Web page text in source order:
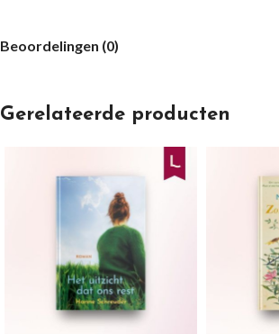
Beoordelingen (0)
Gerelateerde producten